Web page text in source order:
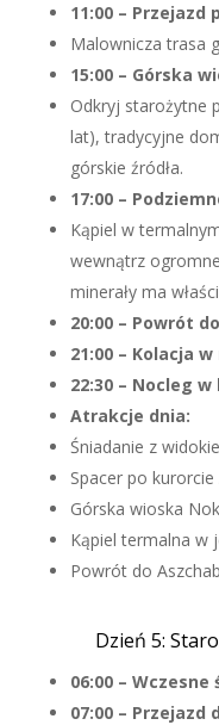
11:00 – Przejazd
Malownicza trasa
15:00 – Górska
Odkryj starożytne
lat), tradycyjne
górskie źródła.
17:00 –
Kąpiel w
wewnątrz
minerały ma
20:00 – Powrót
21:00 – Kolacja
22:30 – Nocleg
Atrakcje dnia:
Śniadanie z
Spacer po kurorcie
Górska wioska
Kąpiel termalna w
Powrót do
Dzień 5:
06:00 – Wczesne
07:00 – Przejazd